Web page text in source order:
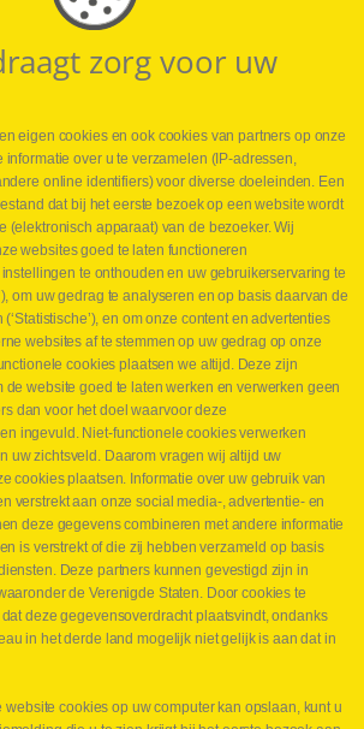
8800 Roeselare
maand Webtec-promotie!
zorg voor uw
eigen cookies en ook cookies van partners op onze
over u te verzamelen (IP-adressen,
online identifiers) voor diverse doeleinden. Een
dat bij het eerste bezoek op een website wordt
(elektronisch apparaat) van de bezoeker. Wij
websites goed te laten functioneren
instellingen te onthouden en uw gebruikerservaring te
om uw gedrag te analyseren en op basis daarvan de
en om onze content en advertenties
websites af te stemmen op uw gedrag op onze
cookies plaatsen we altijd. Deze zijn
website goed te laten werken en verwerken geen
dan voor het doel waarvoor deze
ingevuld. Niet-functionele cookies verwerken
uw zichtsveld. Daarom vragen wij altijd uw
cookies plaatsen. Informatie over uw gebruik van
verstrekt aan onze social media-, advertentie- en
deze gegevens combineren met andere informatie
is verstrekt of die zij hebben verzameld op basis
Deze partners kunnen gevestigd zijn in
de Verenigde Staten. Door cookies te
deze gegevensoverdracht plaatsvindt, ondanks
in het derde land mogelijk niet gelijk is aan dat in
website cookies op uw computer kan opslaan, kunt u